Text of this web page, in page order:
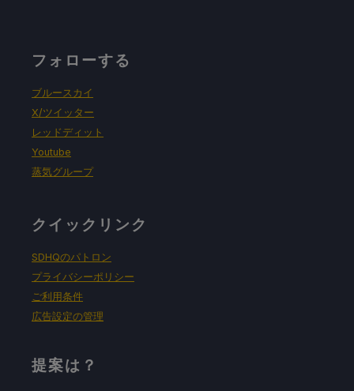
フォローする
ブルースカイ
X/ツイッター
レッドディット
Youtube
蒸気グループ
クイックリンク
SDHQのパトロン
プライバシーポリシー
ご利用条件
広告設定の管理
提案は？